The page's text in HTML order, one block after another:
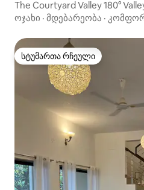
The Courtyard Valley 180°
ოჯახი · მდებარეობა ·
სტუმართა რჩეული
სტუმართა რჩეული